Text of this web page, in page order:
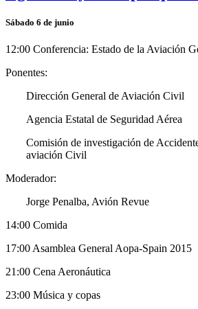
Sábado 6 de junio
12:00 Conferencia: Estado de la Aviación
Ponentes:
Dirección General de Aviación Civil
Agencia Estatal de Seguridad Aérea
Comisión de investigación de
aviación Civil
Moderador:
Jorge Penalba, Avión Revue
14:00 Comida
17:00 Asamblea General Aopa-Spain 2015
21:00 Cena Aeronáutica
23:00 Música y copas